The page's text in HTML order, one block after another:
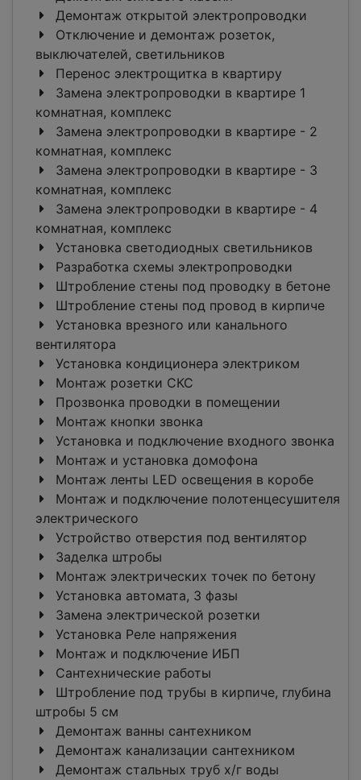
Демонтаж открытой электропроводки
Отключение и демонтаж розеток,
выключателей, светильников
Перенос электрощитка в квартиру
Замена электропроводки в квартире 1
комнатная, комплекс
Замена электропроводки в квартире - 2
комнатная, комплекс
Замена электропроводки в квартире - 3
комнатная, комплекс
Замена электропроводки в квартире - 4
комнатная, комплекс
Установка светодиодных светильников
Разработка схемы электропроводки
Штробление стены под проводку в бетоне
Штробление стены под провод в кирпиче
Установка врезного или канального
вентилятора
Установка кондиционера электриком
Монтаж розетки СКС
Прозвонка проводки в помещении
Монтаж кнопки звонка
Установка и подключение входного звонка
Монтаж и установка домофона
Монтаж ленты LED освещения в коробе
Монтаж и подключение полотенцесушителя
электрического
Устройство отверстия под вентилятор
Заделка штробы
Монтаж электрических точек по бетону
Установка автомата, 3 фазы
Замена электрической розетки
Установка Реле напряжения
Монтаж и подключение ИБП
Сантехнические работы
Штробление под трубы в кирпиче, глубина
штробы 5 см
Демонтаж ванны сантехником
Демонтаж канализации сантехником
Демонтаж стальных труб х/г воды